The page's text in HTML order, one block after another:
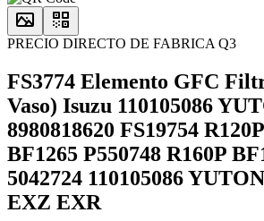
PRECIO DIRECTO DE FABRICA Q3
FS3774 Elemento GFC
Vaso) Isuzu 110105086
8980818620 FS19754
BF1265 P550748 R160P
5042724 110105086
EXZ EXR